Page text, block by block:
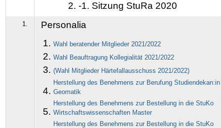
-1. Sitzung StuRa 2020
1. Personalia
Wahl beratender Mitglieder 2021/2022
Wahl Beauftragung Kollegialität 2021/2022
(Wahl Mitglieder Härtefallausschuss 2021/2022)
Herstellung des Benehmens zur Berufung Studiendekan:in
Geomatik
Herstellung des Benehmens zur Bestellung in die StuKo
Wirtschaftswissenschaften Master
Herstellung des Benehmens zur Bestellung in die StuKo